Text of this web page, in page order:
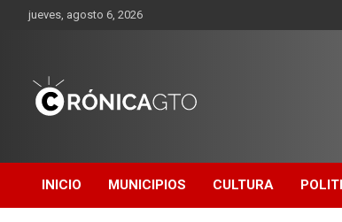
Saltarjueves, agosto 6, 2026
GUANAJUATO
INICIO MUNICIPIOS CULTURA